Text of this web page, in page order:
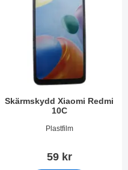
Skärmskydd Xiaomi Redmi
10C
Art. nr 44370Plastfilm
59 kr